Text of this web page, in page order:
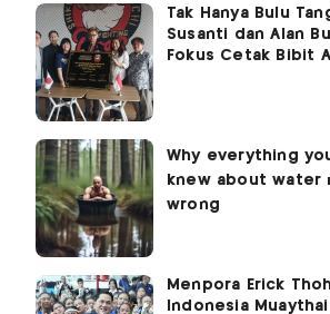
Tak Hanya Bulu
Susanti dan Alan
Fokus Cetak Bibit
Menpora Erick
Indonesia